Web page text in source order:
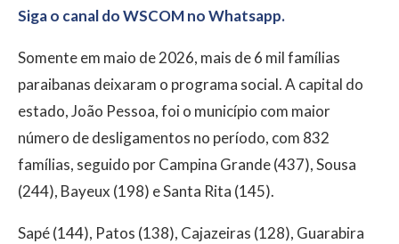
Siga o canal do WSCOM no Whatsapp.
Somente em maio de 2026, mais de 6 mil famílias
paraibanas deixaram o programa social. A capital do
estado, João Pessoa, foi o município com maior
número de desligamentos no período, com 832
famílias, seguido por Campina Grande (437), Sousa
(244), Bayeux (198) e Santa Rita (145).
Sapé (144), Patos (138), Cajazeiras (128), Guarabira